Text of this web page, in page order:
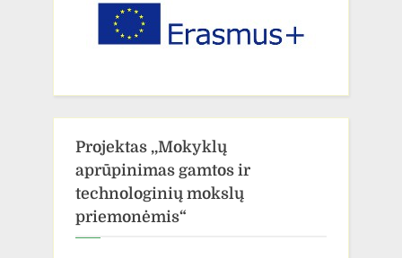
Projektas ,,Mokyklų
aprūpinimas gamtos ir
technologinių mokslų
priemonėmis“